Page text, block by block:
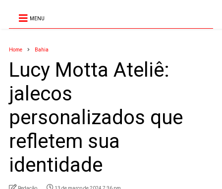
MENU
Home Bahia
Lucy Motta Ateliê:
jalecos
personalizados que
refletem sua
identidade